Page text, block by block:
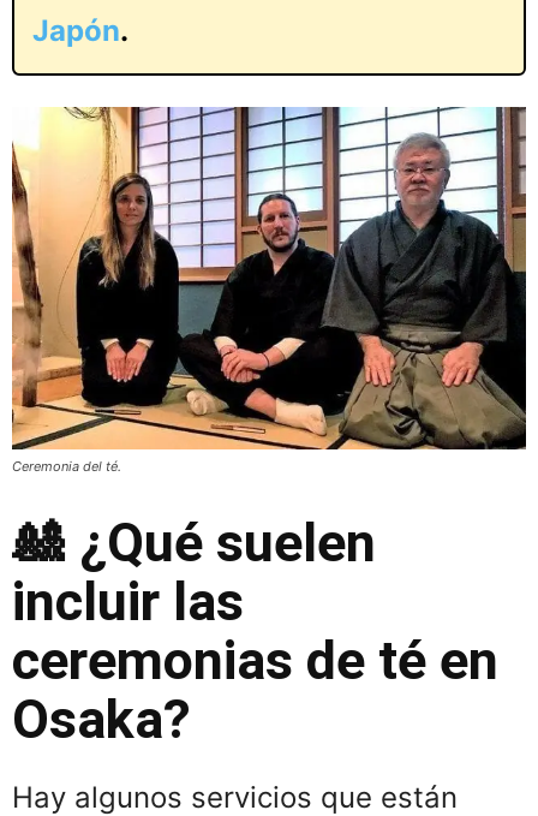
Japón.
Ceremonia del té.
🎎 ¿Qué suelen
incluir las
ceremonias de té en
Osaka?
Hay algunos servicios que están